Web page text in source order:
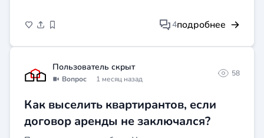
это серьёзный аргумент в суде, и главное
права собственности и легализации
постройки по статье 222 ГК РФ, где вы
докажете добросовестность и длительность
все документы на участок, платёжные
поручения по налогам, акты соседей что дом
возведён уже давно, а потом срочно
4подробнее
Пользователь скрыт
Вопрос 1 месяц назад
58
Как выселить квартирантов, если
договор аренды не заключался?